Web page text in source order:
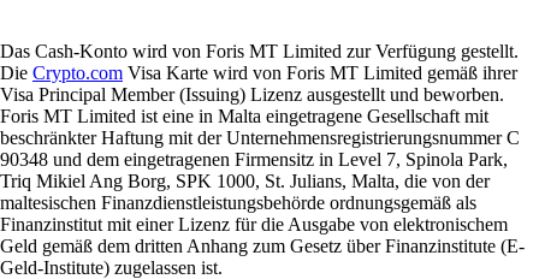
Das Cash-Konto wird von Foris MT Limited zur Verfügung gestellt.
Die Crypto.com Visa Karte wird von Foris MT Limited gemäß ihrer
Visa Principal Member (Issuing) Lizenz ausgestellt und beworben.
Foris MT Limited ist eine in Malta eingetragene Gesellschaft mit
beschränkter Haftung mit der Unternehmensregistrierungsnummer C
90348 und dem eingetragenen Firmensitz in Level 7, Spinola Park,
Triq Mikiel Ang Borg, SPK 1000, St. Julians, Malta, die von der
maltesischen Finanzdienstleistungsbehörde ordnungsgemäß als
Finanzinstitut mit einer Lizenz für die Ausgabe von elektronischem
Geld gemäß dem dritten Anhang zum Gesetz über Finanzinstitute (E-
Geld-Institute) zugelassen ist.